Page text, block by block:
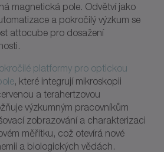
magnetická pole. Odvětví jako
a pokročilý výzkum se
attocube pro dosažení
platformy pro optickou
, které integrují mikroskopii
a terahertzovou
výzkumným pracovníkům
zobrazování a charakterizaci
měřítku, což otevírá nové
a biologických vědách.